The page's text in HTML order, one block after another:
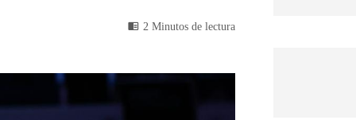
2 Minutos de lectura